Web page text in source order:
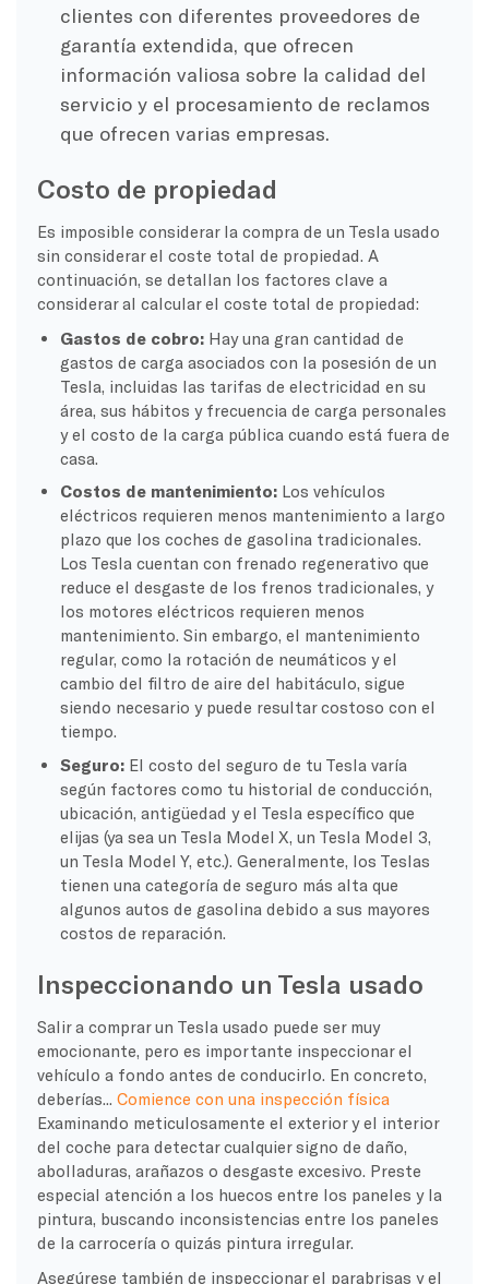
clientes con diferentes proveedores de
garantía extendida, que ofrecen
información valiosa sobre la calidad del
servicio y el procesamiento de reclamos
que ofrecen varias empresas.
Costo de propiedad
Es imposible considerar la compra de un Tesla usado
sin considerar el coste total de propiedad. A
continuación, se detallan los factores clave a
considerar al calcular el coste total de propiedad:
Gastos de cobro: Hay una gran cantidad de
gastos de carga asociados con la posesión de un
Tesla, incluidas las tarifas de electricidad en su
área, sus hábitos y frecuencia de carga personales
y el costo de la carga pública cuando está fuera de
casa.
Costos de mantenimiento: Los vehículos
eléctricos requieren menos mantenimiento a largo
plazo que los coches de gasolina tradicionales.
Los Tesla cuentan con frenado regenerativo que
reduce el desgaste de los frenos tradicionales, y
los motores eléctricos requieren menos
mantenimiento. Sin embargo, el mantenimiento
regular, como la rotación de neumáticos y el
cambio del filtro de aire del habitáculo, sigue
siendo necesario y puede resultar costoso con el
tiempo.
Seguro: El costo del seguro de tu Tesla varía
según factores como tu historial de conducción,
ubicación, antigüedad y el Tesla específico que
elijas (ya sea un Tesla Model X, un Tesla Model 3,
un Tesla Model Y, etc.). Generalmente, los Teslas
tienen una categoría de seguro más alta que
algunos autos de gasolina debido a sus mayores
costos de reparación.
Inspeccionando un Tesla usado
Salir a comprar un Tesla usado puede ser muy
emocionante, pero es importante inspeccionar el
vehículo a fondo antes de conducirlo. En concreto,
deberías... Comience con una inspección física
Examinando meticulosamente el exterior y el interior
del coche para detectar cualquier signo de daño,
abolladuras, arañazos o desgaste excesivo. Preste
especial atención a los huecos entre los paneles y la
pintura, buscando inconsistencias entre los paneles
de la carrocería o quizás pintura irregular.
Asegúrese también de inspeccionar el parabrisas y el